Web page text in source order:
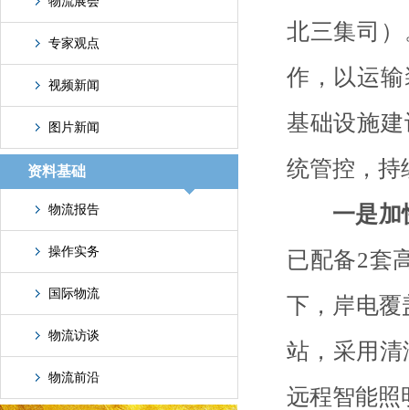
专家观点
视频新闻
图片新闻
资料基础
物流报告
操作实务
国际物流
物流访谈
物流前沿
北三集司
作，以运
基础设施
统管控，持
一是加
已配备2套
下，岸电覆
站，采用
远程智能照